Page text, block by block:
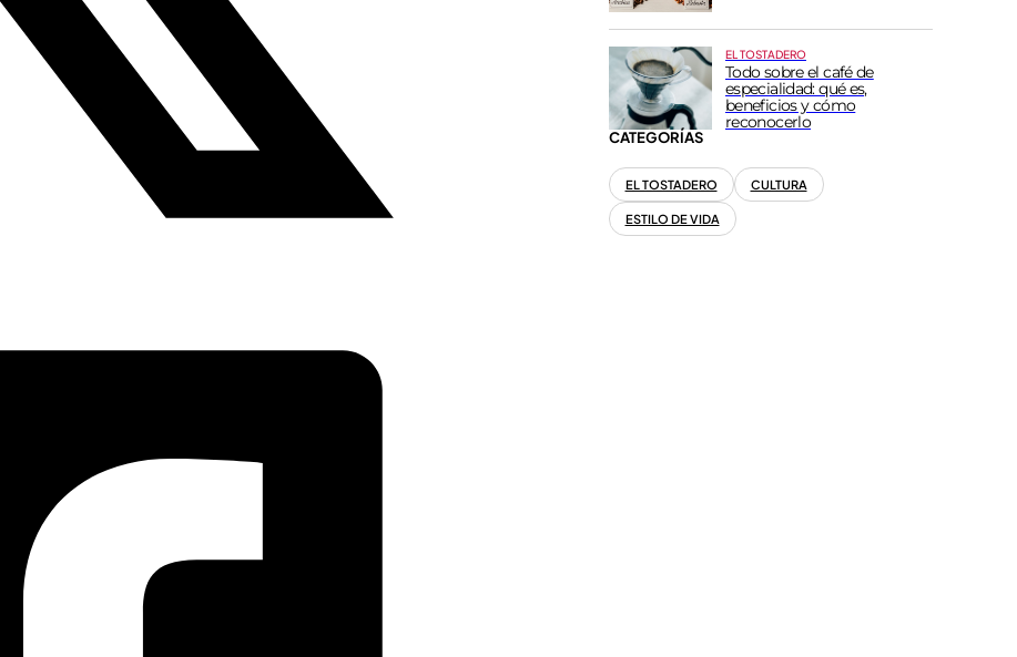
EL TOSTADERO
Todo sobre el café de
especialidad: qué es,
beneficios y cómo
reconocerlo
CATEGORÍAS
EL TOSTADERO CULTURA
ESTILO DE VIDA